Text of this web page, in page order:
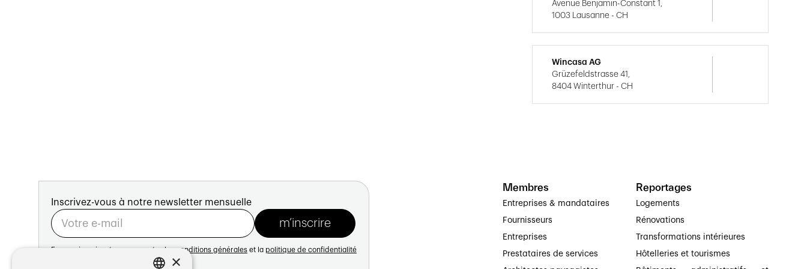
Avenue Benjamin-Constant 1,
1003 Lausanne - CH
Wincasa AG
Grüzefeldstrasse 41,
8404 Winterthur - CH
Inscrivez-vous à notre newsletter mensuelle
En vous inscrivant vous acceptez les conditions générales et la politique de confidentialité
Membres
Entreprises & mandataires
Fournisseurs
Entreprises
Prestataires de services
Reportages
Logements
Rénovations
Transformations intérieures
Hôtelleries et tourismes
×